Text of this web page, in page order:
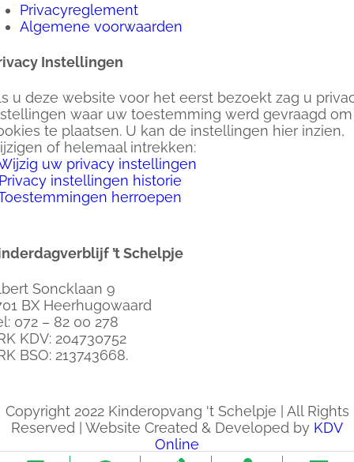
Privacyreglement
Algemene voorwaarden
Instellingen
u deze website voor het eerst bezoekt zag u
waar uw toestemming werd gevraagd om
te plaatsen. U kan de instellingen hier inzien,
of helemaal intrekken:
uw privacy instellingen
instellingen historie
herroepen
’t Schelpje
Soncklaan 9
BX Heerhugowaard
072 – 82 00 278
KDV: 204730752
BSO: 213743668.
Copyright 2022 Kinderopvang 't Schelpje | All Rights
Reserved | Website Created & Developed by KDV
Online